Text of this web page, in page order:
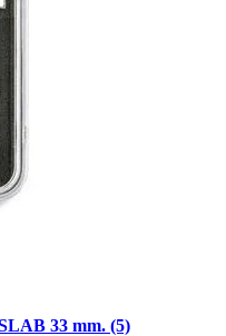
33 mm. (5)